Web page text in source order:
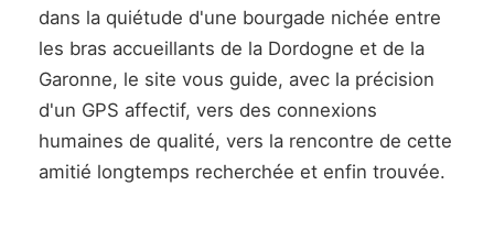
dans la quiétude d'une bourgade nichée entre
les bras accueillants de la Dordogne et de la
Garonne, le site vous guide, avec la précision
d'un GPS affectif, vers des connexions
humaines de qualité, vers la rencontre de cette
amitié longtemps recherchée et enfin trouvée.